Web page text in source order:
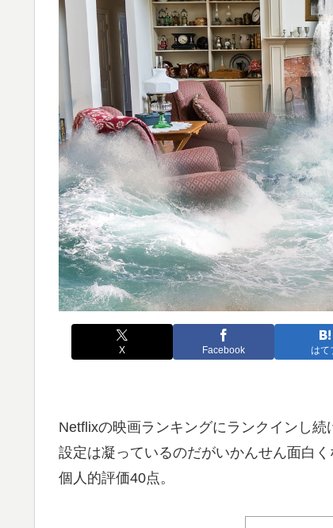
X Facebook はて
Netflixの映画ランキングにランクインし続
設定は凝っているのだがいかんせん面白く
個人的評価40点。